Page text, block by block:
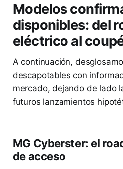
Modelos
disponibles: del
eléctrico al
A continuación,
descapotables con
mercado, dejando de lado
futuros lanzamientos
MG Cyberster: el
de acceso